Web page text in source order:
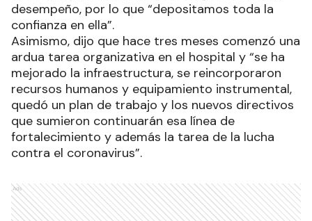
desempeño, por lo que “depositamos toda la
confianza en ella”.
Asimismo, dijo que hace tres meses comenzó una
ardua tarea organizativa en el hospital y “se ha
mejorado la infraestructura, se reincorporaron
recursos humanos y equipamiento instrumental,
quedó un plan de trabajo y los nuevos directivos
que sumieron continuarán esa línea de
fortalecimiento y además la tarea de la lucha
contra el coronavirus”.
Ads